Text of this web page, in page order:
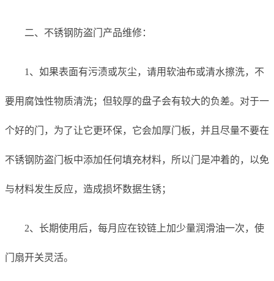
二、不锈钢防盗门产品维修：
1、如果表面有污渍或灰尘，请用软油布或清水擦洗，不
要用腐蚀性物质清洗；但较厚的盘子会有较大的负差。对于一
个好的门，为了让它更环保，它会加厚门板，并且尽量不要在
不锈钢防盗门板中添加任何填充材料，所以门是冲着的，以免
与材料发生反应，造成损坏数据生锈；
2、长期使用后，每月应在铰链上加少量润滑油一次，使
门扇开关灵活。